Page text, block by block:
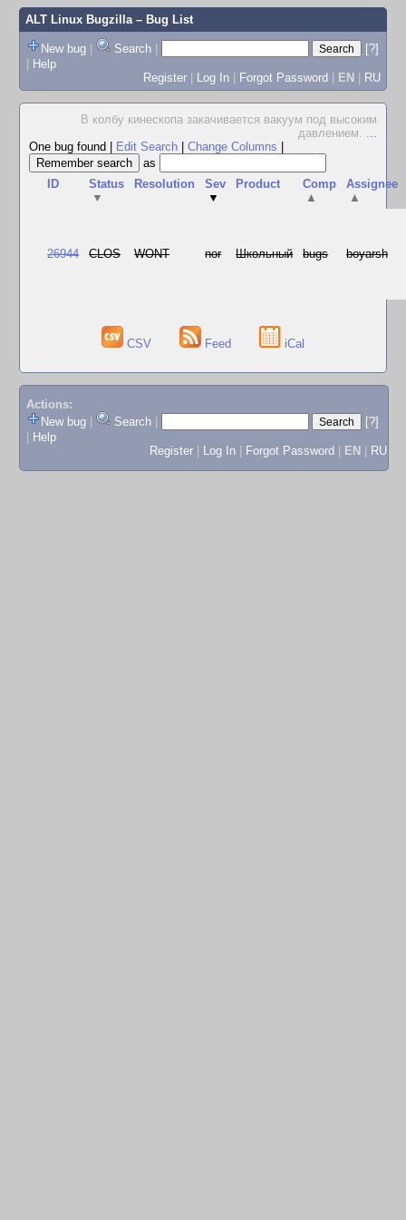
ALT Linux Bugzilla– Bug List
New bug | Search |
[?]
| Help
Register | Log In | Forgot Password | EN | RU
В колбу кинескопа закачивается вакуум под высоким
давлением. ...
One bug found
Edit Search Change Columns
as
ID
Status
▼
Resolution
Sev
▼
Product
Comp
▲
Assignee
▲
26944 CLOS WONT nor Школьный bugs boyarsh
CSV Feed iCal
Actions:
New bug
Search
[?]
Help
Register
Log In Forgot Password EN RU